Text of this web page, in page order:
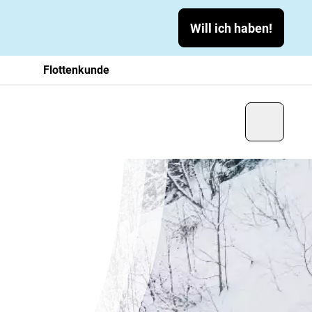
Will ich haben!
Flottenkunde